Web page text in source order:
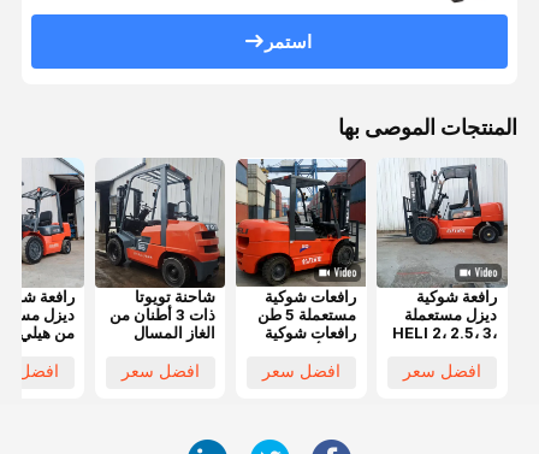
استمر
المنتجات الموصى بها
رافعة شوكية
ديزل مستعملة
HELI 2، 2.5، 3،
ممتازة وسعر
افضل سعر
رافعات شوكية
مستعملة 5 طن
رافعات شوكية
رافعات شوكية
جيد
افضل سعر
شاحنة تويوتا
ذات 3 أطنان من
الغاز المسال
رفع 3 أمتار
افضل سعر
رافعة
ديزل
افضل